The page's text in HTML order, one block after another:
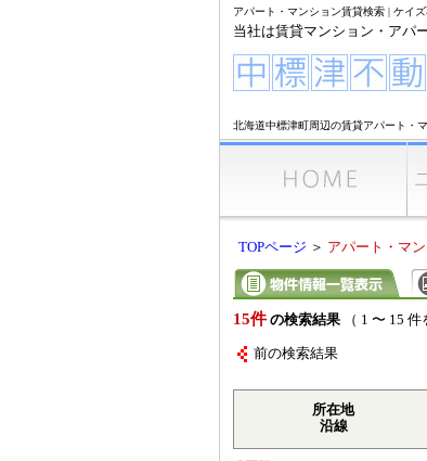
アパート・マンション賃貸検索 | ケイ
当社は賃貸マンション・アパ
北海道中標津町周辺の賃貸アパート・
TOPページ ＞ アパート・マ
15件 の検索結果（ 1 〜 15 件
前の検索結果
所在地
沿線